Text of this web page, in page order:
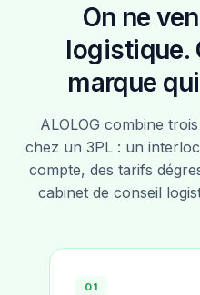
On ne
logistique.
marque
ALOLOG combine
chez un 3PL : un
compte, des tarifs
cabinet de conseil
01